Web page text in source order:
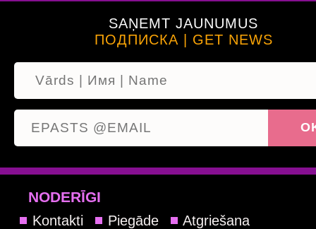
SAŅEMT JAUNUMUS
ПОДПИСКА | GET NEWS
NODERĪGI
Kontakti Piegāde
Atgriešana